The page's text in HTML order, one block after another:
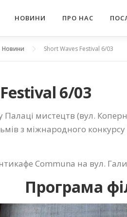
НОВИНИ ПРО НАС
Новини Short Waves Festival 6/03
6/03
Палаці мистецтв (вул.
з міжнародного конкурсу
Communa на вул.
Програма